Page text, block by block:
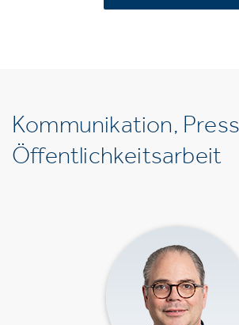
Kommunikation,
Öffentlichkeitsarbeit